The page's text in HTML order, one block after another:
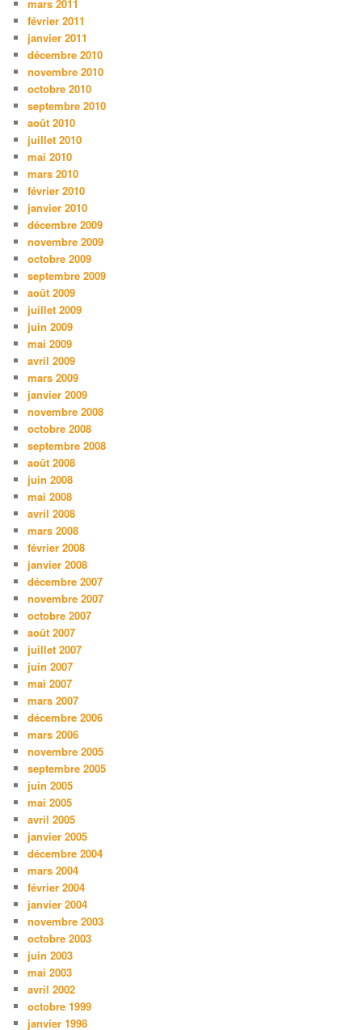
mars 2011
février 2011
janvier 2011
décembre 2010
novembre 2010
octobre 2010
septembre 2010
août 2010
juillet 2010
mai 2010
mars 2010
février 2010
janvier 2010
décembre 2009
novembre 2009
octobre 2009
septembre 2009
août 2009
juillet 2009
juin 2009
mai 2009
avril 2009
mars 2009
janvier 2009
novembre 2008
octobre 2008
septembre 2008
août 2008
juin 2008
mai 2008
avril 2008
mars 2008
février 2008
janvier 2008
décembre 2007
novembre 2007
octobre 2007
août 2007
juillet 2007
juin 2007
mai 2007
mars 2007
décembre 2006
mars 2006
novembre 2005
septembre 2005
juin 2005
mai 2005
avril 2005
janvier 2005
décembre 2004
mars 2004
février 2004
janvier 2004
novembre 2003
octobre 2003
juin 2003
mai 2003
avril 2002
octobre 1999
janvier 1998